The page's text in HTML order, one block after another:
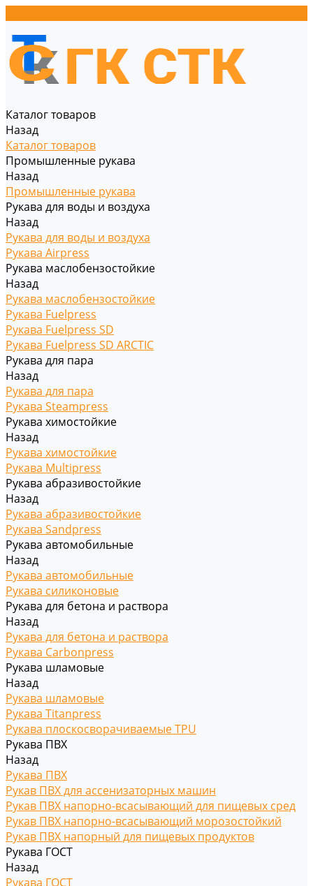
Каталог товаров
Назад
Каталог товаров
Промышленные рукава
Назад
Промышленные рукава
Рукава для воды и воздуха
Назад
Рукава для воды и воздуха
Рукава Airpress
Рукава маслобензостойкие
Назад
Рукава маслобензостойкие
Рукава Fuelpress
Рукава Fuelpress SD
Рукава Fuelpress SD ARCTIC
Рукава для пара
Назад
Рукава для пара
Рукава Steampress
Рукава химостойкие
Назад
Рукава химостойкие
Рукава Multipress
Рукава абразивостойкие
Назад
Рукава абразивостойкие
Рукава Sandpress
Рукава автомобильные
Назад
Рукава автомобильные
Рукава силиконовые
Рукава для бетона и раствора
Назад
Рукава для бетона и раствора
Рукава Carbonpress
Рукава шламовые
Назад
Рукава шламовые
Рукава Titanpress
Рукава плоскосворачиваемые TPU
Рукава ПВХ
Назад
Рукава ПВХ
Рукав ПВХ для ассенизаторных машин
Рукав ПВХ напорно-всасывающий для пищевых сред
Рукав ПВХ напорно-всасывающий морозостойкий
Рукав ПВХ напорный для пищевых продуктов
Рукава ГОСТ
Назад
Рукава ГОСТ